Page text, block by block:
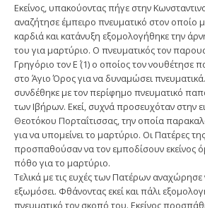
Εκείνος, υπακούοντας πήγε στην
αναζήτησε έμπειρο πνευματικό στον οποίο
καρδιά και κατάνυξη εξομολογήθηκε την
του για μαρτύριο. Ο πνευματικός τον
Γρηγόριο τον Ε΄ (1) ο οποίος τον νουθέτησε
στο Άγιο Όρος για να δυναμώσει
συνδέθηκε με τον περίφημο πνευματικό
των Ιβήρων. Εκεί, συχνά προσευχόταν στην
Θεοτόκου Πορταΐτισσας, την οποία
για να υπομείνει το μαρτύριο. Οι Πατέρες
προσπαθούσαν να τον εμποδίσουν εκείνος
πόθο για το μαρτύριο.
Τελικά με τις ευχές των Πατέρων
εξωμόσει. Φθάνοντας εκεί και πάλι
πνευματικό τον σκοπό του. Εκείνος